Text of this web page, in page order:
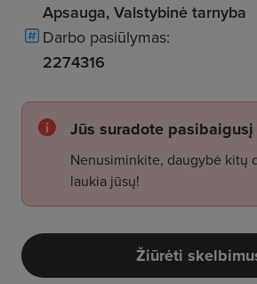
Apsauga, Valstybinė tarnyba
Darbo pasiūlymas:
2274316
Jūs suradote
Nenusiminkite, daugybė kitų
laukia jūsų!
Žiūrėti